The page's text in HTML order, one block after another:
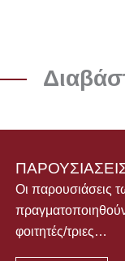
Οι παρουσιάσεις
φοιτητές/τριες…